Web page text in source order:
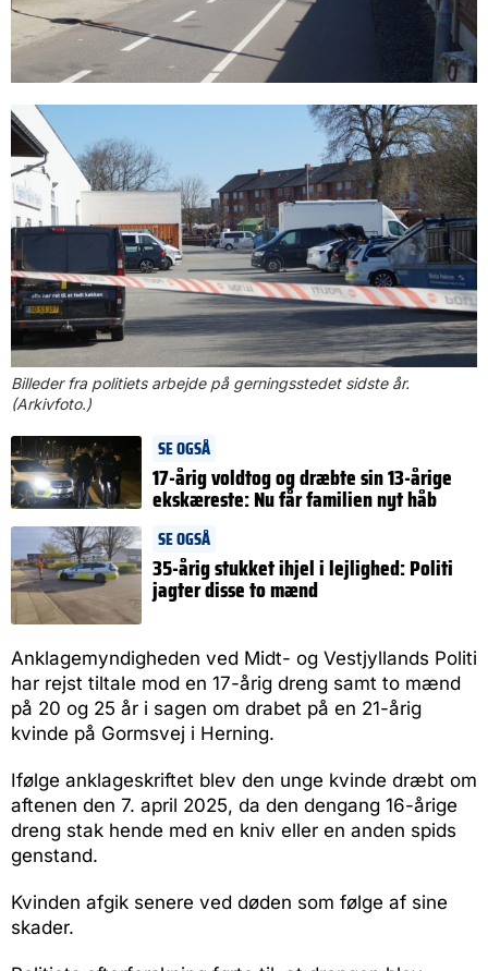
Billeder fra politiets arbejde på gerningsstedet sidste år.
(Arkivfoto.)
SE OGSÅ
17-årig voldtog og dræbte sin 13-årige
ekskæreste: Nu får familien nyt håb
SE OGSÅ
35-årig stukket ihjel i lejlighed: Politi
jagter disse to mænd
Anklagemyndigheden ved Midt- og Vestjyllands Politi
har rejst tiltale mod en 17-årig dreng samt to mænd
på 20 og 25 år i sagen om drabet på en 21-årig
kvinde på Gormsvej i Herning.
Ifølge anklageskriftet blev den unge kvinde dræbt om
aftenen den 7. april 2025, da den dengang 16-årige
dreng stak hende med en kniv eller en anden spids
genstand.
Kvinden afgik senere ved døden som følge af sine
skader.